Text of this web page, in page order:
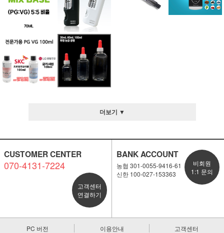
더보기 ▼
CUSTOMER CENTER
070-4131-7224
고객센터
연결하기
BANK ACCOUNT
농협 301-0055-9416-61
신한 100-027-153363
비회원
1:1 문의
PC 버전 이용안내 고객센터